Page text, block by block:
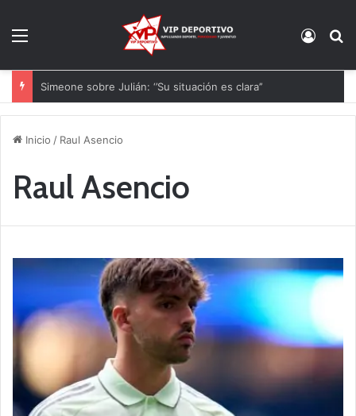
Simeone sobre Julián: ‘’Su situación es clara’’
Inicio / Raul Asencio
Raul Asencio